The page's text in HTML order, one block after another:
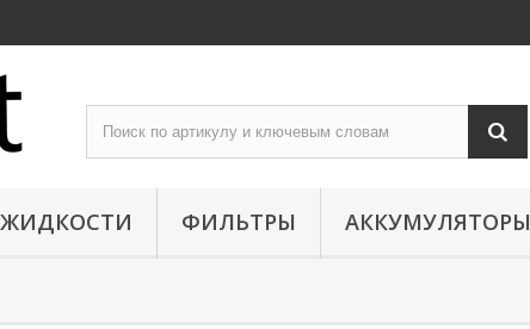
ФИЛЬТРЫ АККУМУЛЯТОРЫ